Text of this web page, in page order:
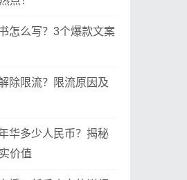
怎么写？3个爆款文案
除限流？限流原因及
华多少人民币？揭秘
价值